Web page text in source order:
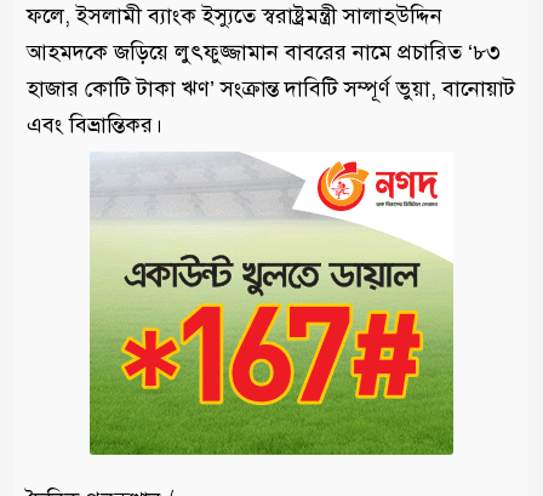
ফলে, ইসলামী ব্যাংক ইস্যুতে স্বরাষ্ট্রমন্ত্রী সালাহউদ্দিন
আহমদকে জড়িয়ে লুৎফুজ্জামান বাবরের নামে প্রচারিত ‘৮৩
হাজার কোটি টাকা ঋণ’ সংক্রান্ত দাবিটি সম্পূর্ণ ভুয়া, বানোয়াট
এবং বিভ্রান্তিকর।